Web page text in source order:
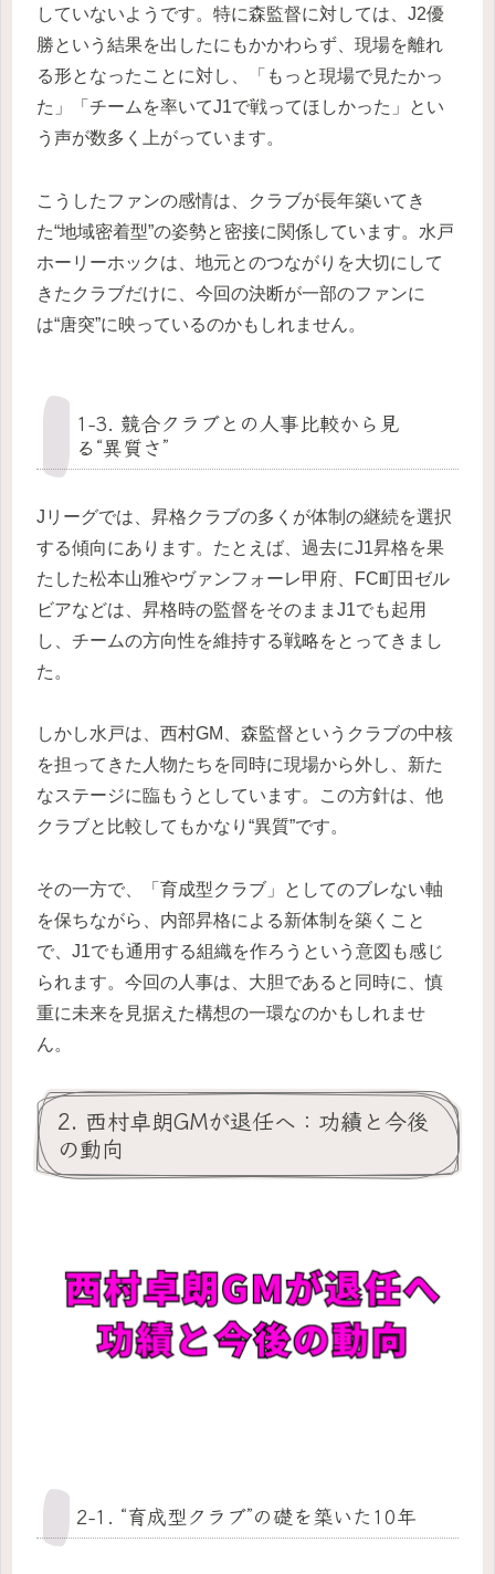
していないようです。特に森監督に対しては、J2優
勝という結果を出したにもかかわらず、現場を離れ
る形となったことに対し、「もっと現場で見たかっ
た」「チームを率いてJ1で戦ってほしかった」とい
う声が数多く上がっています。
こうしたファンの感情は、クラブが長年築いてき
た“地域密着型”の姿勢と密接に関係しています。水戸
ホーリーホックは、地元とのつながりを大切にして
きたクラブだけに、今回の決断が一部のファンに
は“唐突”に映っているのかもしれません。
1-3. 競合クラブとの人事比較から見
る“異質さ”
Jリーグでは、昇格クラブの多くが体制の継続を選択
する傾向にあります。たとえば、過去にJ1昇格を果
たした松本山雅やヴァンフォーレ甲府、FC町田ゼル
ビアなどは、昇格時の監督をそのままJ1でも起用
し、チームの方向性を維持する戦略をとってきまし
た。
しかし水戸は、西村GM、森監督というクラブの中核
を担ってきた人物たちを同時に現場から外し、新た
なステージに臨もうとしています。この方針は、他
クラブと比較してもかなり“異質”です。
その一方で、「育成型クラブ」としてのブレない軸
を保ちながら、内部昇格による新体制を築くこと
で、J1でも通用する組織を作ろうという意図も感じ
られます。今回の人事は、大胆であると同時に、慎
重に未来を見据えた構想の一環なのかもしれませ
ん。
2. 西村卓朗GMが退任へ：功績と今後
の動向
2-1. “育成型クラブ”の礎を築いた10年